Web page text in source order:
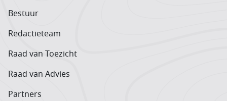
Bestuur
Redactieteam
Raad van Toezicht
Raad van Advies
Partners